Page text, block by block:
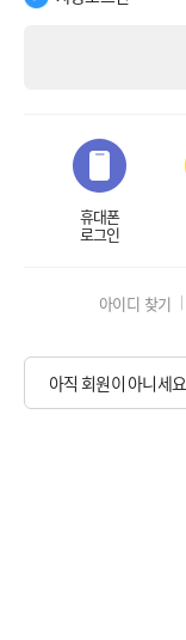
휴대폰
로그인
아이디 찾기
아직 회원이 아니세